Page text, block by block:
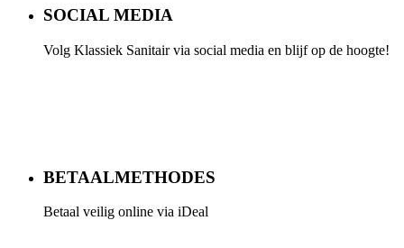
SOCIAL MEDIA
Volg Klassiek Sanitair via social media en blijf op de hoogte!
BETAALMETHODES
Betaal veilig online via iDeal